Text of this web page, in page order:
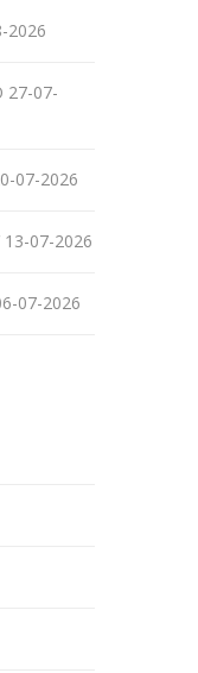
2026
27-07-
07-2026
13-07-2026
07-2026